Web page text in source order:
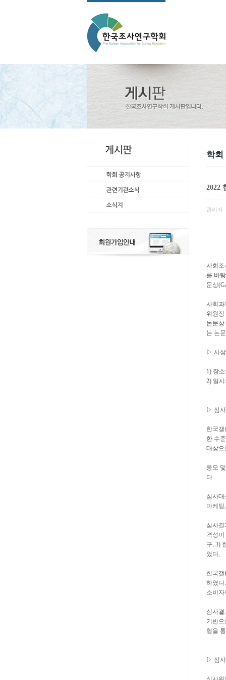
학회
2022
관리자
사회조
를 바
문상
사회과
위원
논문
는 논
▷ 시상
1) 장
2) 일
▷ 심사
한국갤
한 수
대상으
응모
다.
심사
마케
심사
격성
구, 3)
었다,
한국
하였다
소비
심사
기반
형을
▷ 심사